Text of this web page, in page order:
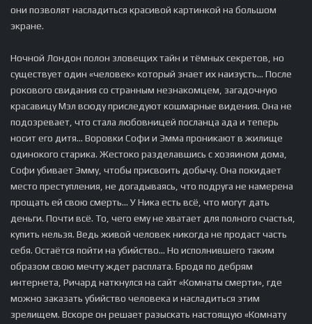
они позволят насладиться красивой картинкой на большом
экране.
Ночной Лондон полон зловещих тайн и тёмных секретов, но
существует один «человек» который знает их наизусть... После
рокового свидания со странным незнакомцем, загадочную
красавицу Мэл всюду приследуют кошмарные видения. Она не
подозревает, что стала любовницей посланца ада и теперь
носит его дитя... Воровки Софи и Эмма проникают в жилище
одинокого старика. Жестоко разделавшись с хозяином дома,
Софи убивает Эмму, чтобы присвоить добычу. Она покидает
место преступления, не догадываясь, что подруга не намерена
прощать ей свою смерть... У Ника есть всё, что могут дать
деньги. Почти всё. То, чего ему не хватает для полного счастья,
купить нельзя. Ведь живой человек никогда не продаст часть
себя. Остаётся пойти на убийство... Но исполнившего таким
образом свою мечту ждет расплата. Бродя по дебрям
интернета, Ричард наткнулся на сайт «Комнаты смерти», где
можно заказать убийство человека и насладиться этим
зрелищем. Вскоре он решает разыскать настоящую «Комнату